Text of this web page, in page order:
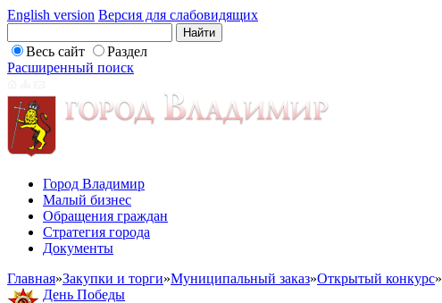
English version Версия для слабовидящих
Весь сайт
Раздел
Расширенный поиск
Город Владимир
Малый бизнес
Обращения граждан
Стратегия города
Документы
Главная»Закупки и торги»Муниципальный заказ»Открытый конкурс»
День Победы